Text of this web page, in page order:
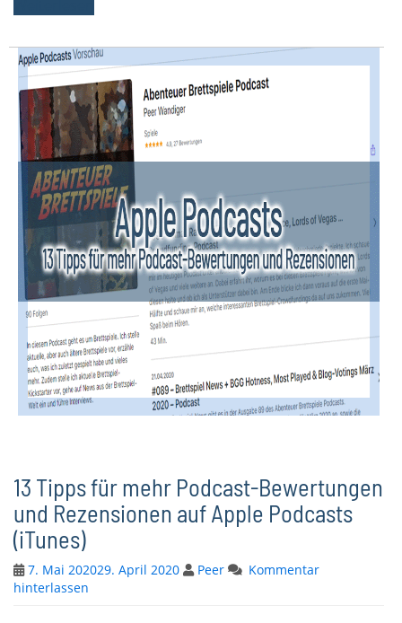
13 Tipps für mehr Podcast-Bewertungen
und Rezensionen auf Apple Podcasts
(iTunes)
7. Mai 202029. April 2020 Peer
Kommentar
hinterlassen